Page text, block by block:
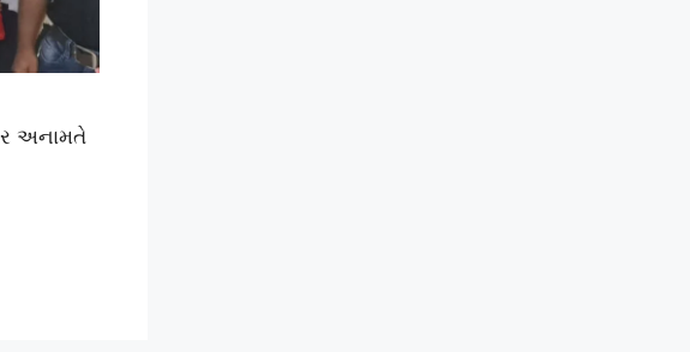
અનામતે